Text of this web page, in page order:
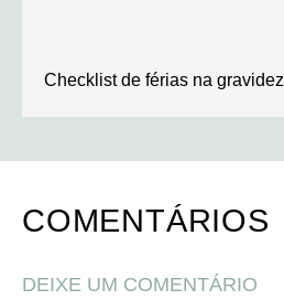
Checklist de férias na gravidez
COMENTÁRIOS
DEIXE UM COMENTÁRIO